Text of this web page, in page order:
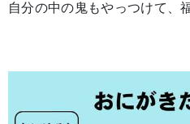
自分の中の鬼もやっつけて、